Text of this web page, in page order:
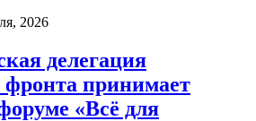
2026
делегация
фронта принимает
«Всё для